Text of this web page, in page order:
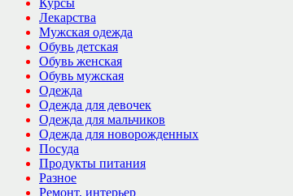
Курсы
Лекарства
Мужская одежда
Обувь детская
Обувь женская
Обувь мужская
Одежда
Одежда для девочек
Одежда для мальчиков
Одежда для новорожденных
Посуда
Продукты питания
Разное
Ремонт, интерьер